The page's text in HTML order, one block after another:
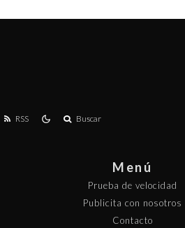
RSS Buscar
Menú
Prueba de velocidad
Publicita con nosotros
Contacto